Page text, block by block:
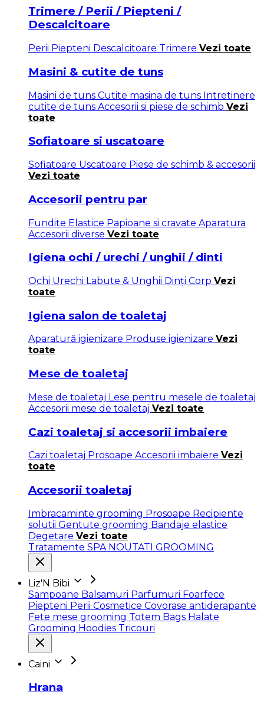
Trimere / Perii / Piepteni /
Descalcitoare
Perii Piepteni Descalcitoare Trimere Vezi toate
Masini & cutite de tuns
Masini de tuns Cutite masina de tuns Intretinere
cutite de tuns Accesorii si piese de schimb Vezi
toate
Sofiatoare si uscatoare
Sofiatoare Uscatoare Piese de schimb & accesorii
Vezi toate
Accesorii pentru par
Fundite Elastice Papioane si cravate Aparatura
Accesorii diverse Vezi toate
Igiena ochi / urechi / unghii / dinti
Ochi Urechi Labute & Unghii Dinți Corp Vezi
toate
Igiena salon de toaletaj
Aparatură igienizare Produse igienizare Vezi
toate
Mese de toaletaj
Mese de toaletaj Lese pentru mesele de toaletaj
Accesorii mese de toaletaj Vezi toate
Cazi toaletaj si accesorii imbaiere
Cazi toaletaj Prosoape Accesorii imbaiere Vezi
toate
Accesorii toaletaj
Imbracaminte grooming Prosoape Recipiente
solutii Gentute grooming Bandaje elastice
Degetare Vezi toate
Tratamente SPA NOUTATI GROOMING
Liz'N Bibi
Sampoane Balsamuri Parfumuri Foarfece
Piepteni Perii Cosmetice Covorase antiderapante
Fete mese grooming Totem Bags Halate
Grooming Hoodies Tricouri
Caini
Hrana